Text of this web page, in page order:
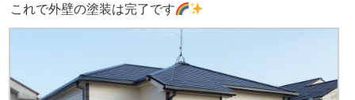
これで外壁の塗装は完了です